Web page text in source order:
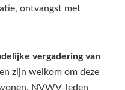
ontvangst met
vergadering van
zijn welkom om deze
NVWV-leden